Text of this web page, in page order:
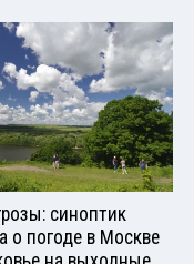
синоптик
о погоде в Москве